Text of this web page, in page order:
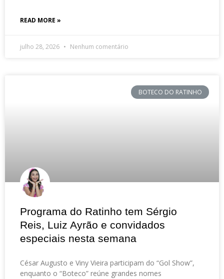
READ MORE »
julho 28, 2026 Nenhum comentário
BOTECO DO RATINHO
Programa do Ratinho tem Sérgio
Reis, Luiz Ayrão e convidados
especiais nesta semana
César Augusto e Viny Vieira participam do “Gol Show”,
enquanto o “Boteco” reúne grandes nomes